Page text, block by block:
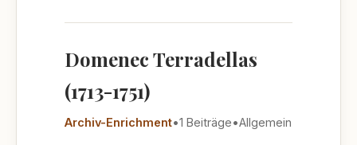
Domenec Terradellas
(1713-1751)
Archiv-Enrichment•1 Beiträge•Allgemein